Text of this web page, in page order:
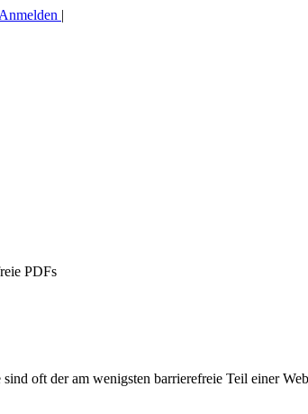
Anmelden |
PDFs
oft der am wenigsten barrierefreie Teil einer